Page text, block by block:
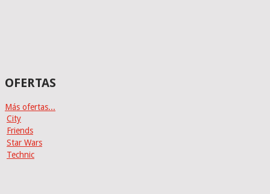
OFERTAS
Más ofertas...
City
Friends
Star Wars
Technic